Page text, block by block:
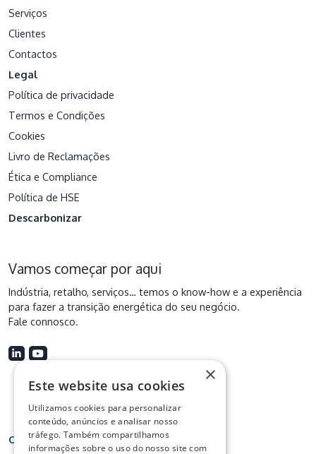
Serviços
Clientes
Contactos
Legal
Política de privacidade
Termos e Condições
Cookies
Livro de Reclamações
Ética e Compliance
Política de HSE
Descarbonizar
Vamos começar por aqui
Indústria, retalho, serviços… temos o know-how e a experiência
para fazer a transição energética do seu negócio.
Fale connosco.
Certificações
×
Este website usa cookies
Utilizamos cookies para personalizar
conteúdo, anúncios e analisar nosso
tráfego. Também compartilhamos
informações sobre o uso do nosso site com